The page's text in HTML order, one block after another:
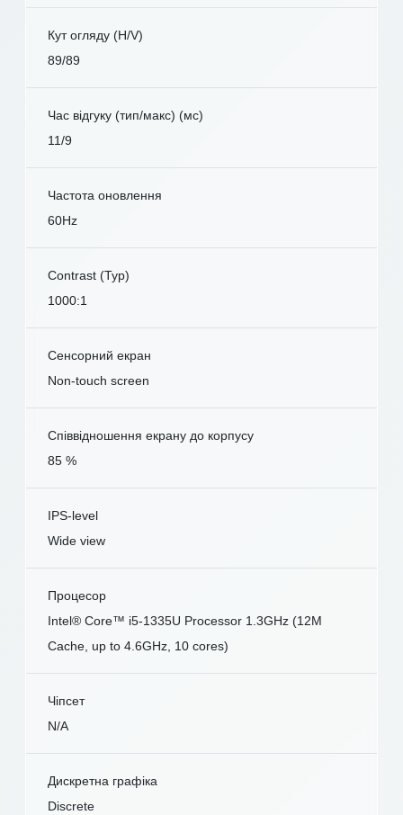
Кут огляду (H/V)
89/89
Час відгуку (тип/макс) (мс)
11/9
Частота оновлення
60Hz
Contrast (Typ)
1000:1
Сенсорний екран
Non-touch screen
Співвідношення екрану до корпусу
85 %
IPS-level
Wide view
Процесор
Intel® Core™ i5-1335U Processor 1.3GHz (12M
Cache, up to 4.6GHz, 10 cores)
Чіпсет
N/A
Дискретна графіка
Discrete